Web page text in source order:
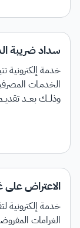
سداد ضريبة
خدمة إلكترونية
الخدمـات
وذلــك بعــد
الاعتراض على
خدمة إلكترونية
الغرامات